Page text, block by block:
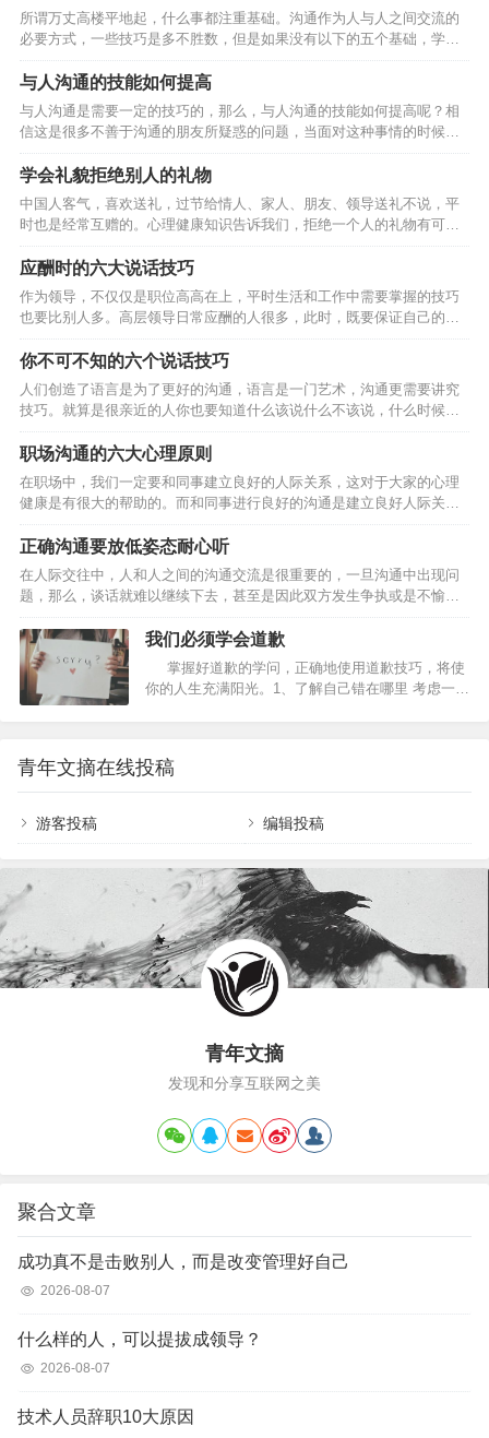
所谓万丈高楼平地起，什么事都注重基础。沟通作为人与人之间交流的
必要方式，一些技巧是多不胜数，但是如果没有以下的五个基础，学再
多的技巧，也是白搭，根本就发挥不出来，甚至影响的是自己的心理健
康。那么，怎样提高沟通能力呢？ 多读 所谓多读就是要博览群书，无论
什么方面的书你都有看，通过读书来获取你没有经历过的经验并不断积
累使你掌握各种知识点，为沟通打下坚实的语言和文字基础。 多看 所谓
多看就是通过经常上互联网看资讯以及通过看电视、看电影、看报纸、
看杂志来获取当今社会的热点信息，为沟通冷场时找话茬…
与人沟通的技能如何提高
与人沟通是需要一定的技巧的，那么，与人沟通的技能如何提高呢？相
信这是很多不善于沟通的朋友所疑惑的问题，当面对这种事情的时候，
却无法开口顺畅的交流，对于这类朋友来说是非常尴尬的事情。具体的
应对妙招就在下文的内容中。1、觉知：不只是沟通才需要觉知，一切都
需要。如果自己说错了话、做错了事，如不想造成无可弥补的伤害时，
最好的办法是什么？！“我错了”，这就是一种觉知。2、承认我错了：承
认我错了是沟通的消毒剂，可解冻、改善与转化沟通的问题，就一句：
我错了！勾销了多少人的新仇旧恨，化解掉多少年打不开的死结，让…
学会礼貌拒绝别人的礼物
中国人客气，喜欢送礼，过节给情人、家人、朋友、领导送礼不说，平
时也是经常互赠的。心理健康知识告诉我们，拒绝一个人的礼物有可能
会给他带来心理方面的不良影响，因此我们要学会如何拒绝别人的礼
物？ 一是要婉言相告。受赠人应该采用委婉的、不失礼貌的语言，向赠
送者暗示自己难以接受对方的礼品。比如，当对方向自己赠送手机时，
可告知：“我已经有一台了，谢谢。”当一位男士送舞票给一位小姐，而对
方打算回绝时，可以这么说：“今晚我男朋友也要请我跳舞，而且我们已
经有约在先了。” 二是可采取直言缘由法，也就是直截了当而…
应酬时的六大说话技巧
作为领导，不仅仅是职位高高在上，平时生活和工作中需要掌握的技巧
也要比别人多。高层领导日常应酬的人很多，此时，既要保证自己的语
言大方得体，又要让人信服，是一门学问。下面，我们来看看应酬时的
说话技巧有哪些? 第一，含蓄。 在应酬时，运用含蓄的语言是最常见的
一种方式.它不像直说那样浅露时一句含蓄的语言能使双方在笑声中相互
理解和感到愉悦。 作家冯骚才在美国访问时，一位美国朋友带着儿子到
公寓去看他。他们谈话间，那位壮得像牛犊的孩子，爬上床在上面乱蹦
乱跳。如果直截了当地请他下来，势必会使孩子的父亲产生…
你不可不知的六个说话技巧
人们创造了语言是为了更好的沟通，语言是一门艺术，沟通更需要讲究
技巧。就算是很亲近的人你也要知道什么该说什么不该说，什么时候说
为好，什么时候说不好。沟通方式不同会起到不同的效果，下面六个说
话技巧你是不可不知的。 1.急事，慢慢地说。 遇到急事，如果能沉下心
思考，然后不急不躁地 把事情说清楚，会给听者留下稳重、不冲动的印
象， 从而增加他人对你的信任度。 2.小事，幽默地说。 尤其是一些善
意的提醒，用句玩笑话讲出来，就 不会让听者感觉生硬，他们不但会欣
然接受你的提 醒，还会增强彼此的亲密感。…
职场沟通的六大心理原则
在职场中，我们一定要和同事建立良好的人际关系，这对于大家的心理
健康是有很大的帮助的。而和同事进行良好的沟通是建立良好人际关系
的基础，因此，大家在与人沟通的时候，一定要注意以下的六大原则。
一、讲出来 尤其是坦白的讲出来你内心的感受、感情、痛苦、想法和期
望，但绝对不是批评、责备、抱怨、攻击。 二、不攻击对方 不批评、不
责备、不抱怨、不攻击、不说教批评、责备、抱怨、攻击这些都是的刽
子手，只会使事情恶化。 三、互相尊重 只有给予对方尊重才有沟通，若
对方不尊重你时，你也要适当的请求对方的尊重…
正确沟通要放低姿态耐心听
在人际交往中，人和人之间的沟通交流是很重要的，一旦沟通中出现问
题，那么，谈话就难以继续下去，甚至是因此双方发生争执或是不愉
快。因此，想要建立自己良好的人际关系，掌握好沟通的原则是很重要
的。 第一、沟通时舍弃你的自尊心 无谓的自尊和自傲只会成为沟通的绊
脚石，因此，至少应当在沟通的时候舍弃自己所谓的自尊心。不要说出
“我的自尊心不允许我……”这样的话，这只会让沟通无法进行下去。 第
二、沟通时放低姿态 “我说的才是对的”，这种态度只会导致沟通关系的
我们必须学会道歉
掌握好道歉的学问，正确地使用道歉技巧，将使
你的人生充满阳光。1、了解自己错在哪里 考虑一下
俩，更不是要去骗取别人的宽恕，你必须有责任
感，勇于自责，勇于承认过失，才能够真心地道
歉。 3、用清楚和正确的文字，而非煽动性的文
字 通常，受伤害者要的，…
青年文摘在线投稿
游客投稿 编辑投稿
青年文摘
发现和分享互联网之美
聚合文章
成功真不是击败别人，而是改变管理好自己
2026-08-07
什么样的人，可以提拔成领导？
2026-08-07
技术人员辞职10大原因